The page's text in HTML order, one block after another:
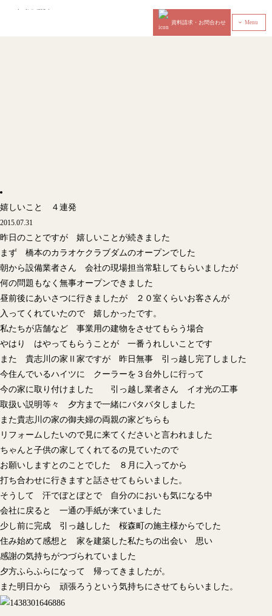
資料請求・お問合わせ ‹ Menu
嬉しいこと ４連発
2015.07.31
昨日のことですが 嬉しいことが続きました
まず 橋本のカラオケクラブダムのオープンでした
朝から設備業者さん 会社の現場担当常駐してもらいましたが
何の問題もなく無事オープンできました
昼前後にあいさつに行きましたが ２０室くらいお客さんが
入ってくれていたので 嬉しかったです。
私たちが店舗など 事業用の建物をさせてもらう場合
やはり はやってもらうことが 一番うれしいことです
また 貴志川の家Ⅱ家ですが 昨日無事 引っ越し完了しました
今住んでいるハイツに クーラーを３台外しに行って
今の家に取り付けました 引っ越し業者さん イオ光の工事
取扱い説明等々 夕方まで一緒にバタバタしました
また貴志川の家の御夫婦の両親の家どちらも
リフォームしたいので見に来てくださいと言われました
ちゃんと子供の家してくれてるの見ていたので
お願いしますとのことでした ８月に入ってから
打ち合わせに行きますと話させてもらいました。
そうして 汗でぼとぼとで 自分のにおいも気になる中
会社に戻ると 一通の手紙が来ていました
少し前に完成 引っ越しした 桜森町の施主様からでした
住み始めて感想と 家を建築した私たちの出会い 思い
感謝の気持ちがつづられていました
夕方ふらふらになって 帰ってきましたが。
また明日から 頑張ろうという気持ちにさせてもらいました。